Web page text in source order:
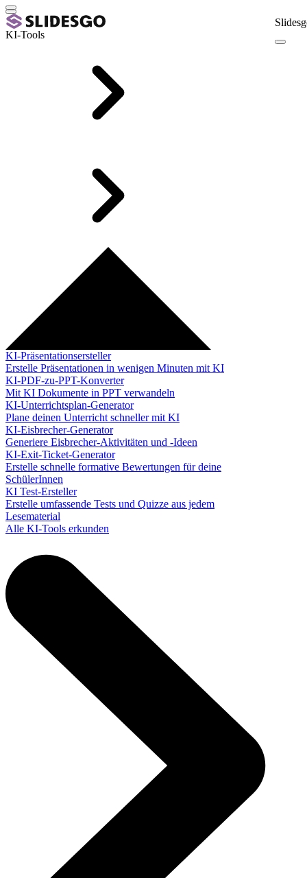
KI-Tools
KI-Präsentationsersteller
Erstelle Präsentationen in wenigen Minuten mit KI
KI-PDF-zu-PPT-Konverter
Mit KI Dokumente in PPT verwandeln
KI-Unterrichtsplan-Generator
Plane deinen Unterricht schneller mit KI
KI-Eisbrecher-Generator
Generiere Eisbrecher-Aktivitäten und -Ideen
KI-Exit-Ticket-Generator
Erstelle schnelle formative Bewertungen für deine
SchülerInnen
KI Test-Ersteller
Erstelle umfassende Tests und Quizze aus jedem
Lesematerial
Alle KI-Tools erkunden